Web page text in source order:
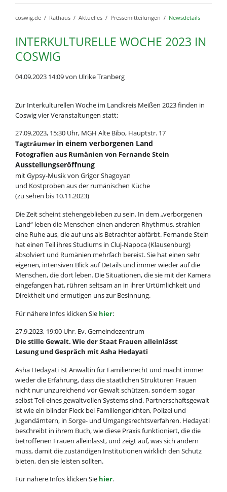
coswig.de Rathaus Aktuelles Pressemitteilungen Newsdetails
INTERKULTURELLE WOCHE 2023 IN
COSWIG
04.09.2023 14:09von Ulrike Tranberg
Zur Interkulturellen Woche im Landkreis Meißen 2023 finden in
Coswig vier Veranstaltungen statt:
27.09.2023, 15:30 Uhr, MGH Alte Bibo, Hauptstr. 17
Tagträumer in einem verborgenen Land
Fotografien aus Rumänien von Fernande Stein
Ausstellungseröffnung
mit Gypsy-Musik von Grigor Shagoyan
und Kostproben aus der rumänischen Küche
(zu sehen bis 10.11.2023)
Die Zeit scheint stehengeblieben zu sein. In dem „verborgenen
Land“ leben die Menschen einen anderen Rhythmus, strahlen
eine Ruhe aus, die auf uns als Betrachter abfärbt. Fernande Stein
hat einen Teil ihres Studiums in Cluj-Napoca (Klausenburg)
absolviert und Rumänien mehrfach bereist. Sie hat einen sehr
eigenen, intensiven Blick auf Details und immer wieder auf die
Menschen, die dort leben. Die Situationen, die sie mit der Kamera
eingefangen hat, rühren seltsam an in ihrer Urtümlichkeit und
Direktheit und ermutigen uns zur Besinnung.
Für nähere Infos klicken Sie hier:
27.9.2023, 19:00 Uhr, Ev. Gemeindezentrum
Die stille Gewalt. Wie der Staat Frauen alleinlässt
Lesung und Gespräch mit Asha Hedayati
Asha Hedayati ist Anwältin für Familienrecht und macht immer
wieder die Erfahrung, dass die staatlichen Strukturen Frauen
nicht nur unzureichend vor Gewalt schützen, sondern sogar
selbst Teil eines gewaltvollen Systems sind. Partnerschaftsgewalt
ist wie ein blinder Fleck bei Familiengerichten, Polizei und
Jugendämtern, in Sorge- und Umgangsrechtsverfahren. Hedayati
beschreibt in ihrem Buch, wie diese Praxis funktioniert, die die
betroffenen Frauen alleinlässt, und zeigt auf, was sich ändern
muss, damit die zuständigen Institutionen wirklich den Schutz
bieten, den sie leisten sollten.
Für nähere Infos klicken Sie hier.